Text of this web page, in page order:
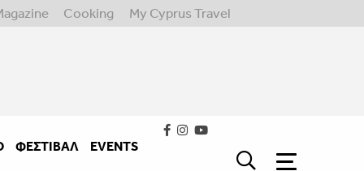
Cooking My Cyprus Travel
ΦΕΣΤΙΒΑΛ
EVENTS